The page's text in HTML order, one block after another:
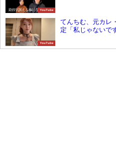
YouTube
YouTube
てんちむ、元カレ
定「私じゃないで